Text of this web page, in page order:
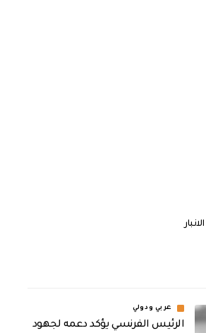
عربي ودولي
الرئيس الفرنسي يؤكد دعمه لجهود